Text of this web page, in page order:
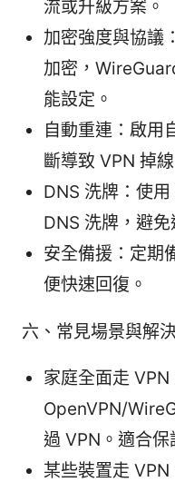
流或升級方案。
加密強度與協議
加密，
能設定。
自動重連：啟用
斷導致 VPN 掉線
DNS 洗牌：使
DNS 洗牌，避免
安全備援：定期
便快速回復。
六、常見場景與解
家庭全面走
OpenVPN/
過 VPN。適合保
某些裝置走